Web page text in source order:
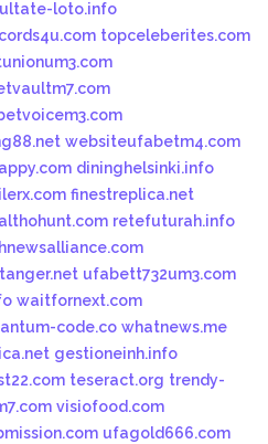
loto.info
topceleberites.com
websiteufabetm4.com
dininghelsinki.info
finestreplica.net
retefuturah.info
ufabett732um3.com
waitfornext.com
code.co whatnews.me
gestioneinh.info
teseract.org trendy-
visiofood.com
ufagold666.com